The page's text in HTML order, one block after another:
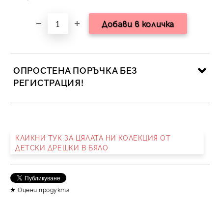
ОПРОСТЕНА ПОРЪЧКА БЕЗ
РЕГИСТРАЦИЯ!
Ние ще се свържем с вас в рамките на работния ден.
КЛИКНИ ТУК ЗА ЦЯЛАТА НИ КОЛЕКЦИЯ ОТ
ДЕТСКИ ДРЕШКИ В БЯЛО
Оцени продукта